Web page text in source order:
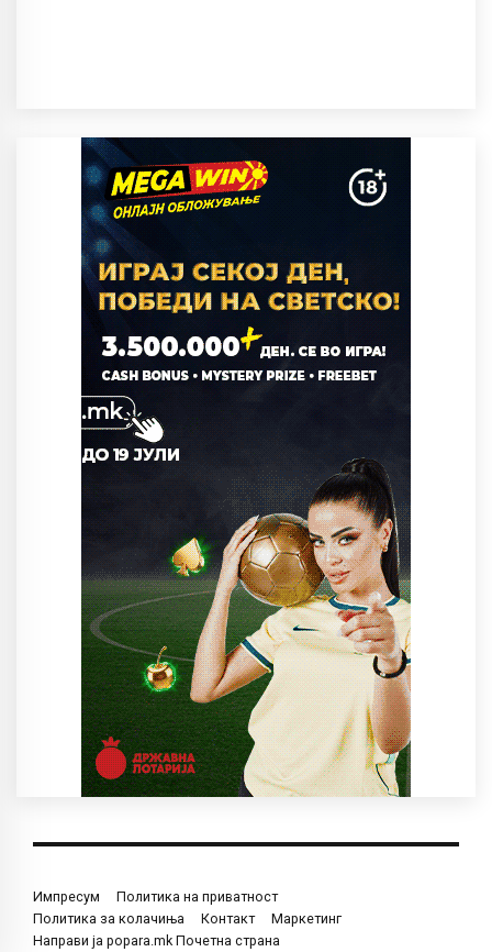
Импресум
Политика на приватност
Политика за колачиња
Контакт
Маркетинг
Направи ја popara.mk Почетна страна